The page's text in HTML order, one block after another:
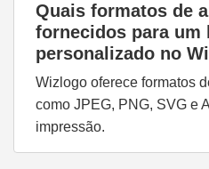
Quais formatos de
fornecidos para um
personalizado no
Wizlogo oferece formatos
como JPEG, PNG, SVG e
impressão.